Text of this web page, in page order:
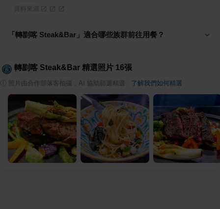
「轉剭喀 Steak&Bar」適合哪些族群前往用餐？
轉剭喀 Steak&Bar 精選照片 16張
照片由合作部落客拍攝，AI 協助篩選精選 了解我們如何精選